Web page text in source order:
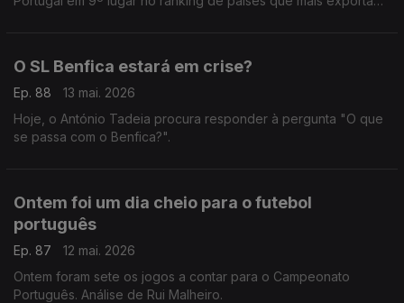
O SL Benfica estará em crise?
Ep. 88
13 mai. 2026
Hoje, o António Tadeia procura responder à pergunta "O que
se passa com o Benfica?".
Ontem foi um dia cheio para o futebol
português
Ep. 87
12 mai. 2026
Ontem foram sete os jogos a contar para o Campeonato
Português. Análise de Rui Malheiro.